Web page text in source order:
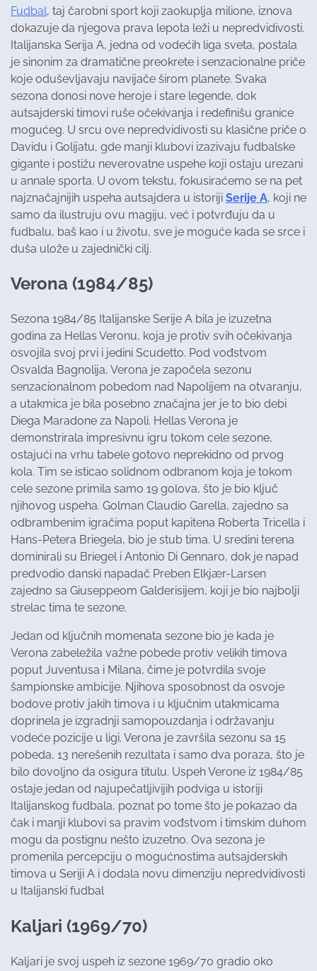
Fudbal, taj čarobni sport koji zaokuplja milione, iznova
dokazuje da njegova prava lepota leži u nepredvidivosti.
Italijanska Serija A, jedna od vodećih liga sveta, postala
je sinonim za dramatične preokrete i senzacionalne priče
koje oduševljavaju navijače širom planete. Svaka
sezona donosi nove heroje i stare legende, dok
autsajderski timovi ruše očekivanja i redefinišu granice
mogućeg. U srcu ove nepredvidivosti su klasične priče o
Davidu i Golijatu, gde manji klubovi izazivaju fudbalske
gigante i postižu neverovatne uspehe koji ostaju urezani
u annale sporta. U ovom tekstu, fokusiraćemo se na pet
najznačajnijih uspeha autsajdera u istoriji Serije A, koji ne
samo da ilustruju ovu magiju, već i potvrđuju da u
fudbalu, baš kao i u životu, sve je moguće kada se srce i
duša ulože u zajednički cilj.
Verona (1984/85)
Sezona 1984/85 Italijanske Serije A bila je izuzetna
godina za Hellas Veronu, koja je protiv svih očekivanja
osvojila svoj prvi i jedini Scudetto. Pod vođstvom
Osvalda Bagnolija, Verona je započela sezonu
senzacionalnom pobedom nad Napolijem na otvaranju,
a utakmica je bila posebno značajna jer je to bio debi
Diega Maradone za Napoli. Hellas Verona je
demonstrirala impresivnu igru tokom cele sezone,
ostajući na vrhu tabele gotovo neprekidno od prvog
kola. Tim se isticao solidnom odbranom koja je tokom
cele sezone primila samo 19 golova, što je bio ključ
njihovog uspeha. Golman Claudio Garella, zajedno sa
odbrambenim igračima poput kapitena Roberta Tricella i
Hans-Petera Briegela, bio je stub tima. U sredini terena
dominirali su Briegel i Antonio Di Gennaro, dok je napad
predvodio danski napadač Preben Elkjær-Larsen
zajedno sa Giuseppeom Galderisijem, koji je bio najbolji
strelac tima te sezone.
Jedan od ključnih momenata sezone bio je kada je
Verona zabeležila važne pobede protiv velikih timova
poput Juventusa i Milana, čime je potvrdila svoje
šampionske ambicije. Njihova sposobnost da osvoje
bodove protiv jakih timova i u ključnim utakmicama
doprinela je izgradnji samopouzdanja i održavanju
vodeće pozicije u ligi. Verona je završila sezonu sa 15
pobeda, 13 nerešenih rezultata i samo dva poraza, što je
bilo dovoljno da osigura titulu. Uspeh Verone iz 1984/85
ostaje jedan od najupečatljivijih podviga u istoriji
Italijanskog fudbala, poznat po tome što je pokazao da
čak i manji klubovi sa pravim vođstvom i timskim duhom
mogu da postignu nešto izuzetno. Ova sezona je
promenila percepciju o mogućnostima autsajderskih
timova u Seriji A i dodala novu dimenziju nepredvidivosti
u Italijanski fudbal​
Kaljari (1969/70)
Kaljari je svoj uspeh iz sezone 1969/70 gradio oko